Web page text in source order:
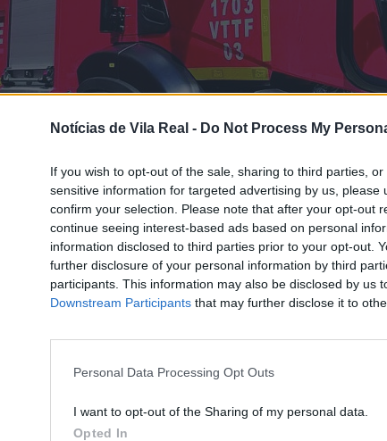
Notícias de Vila Real - Do Not Process My
If you wish to opt-out of the sale, sharing to third parties,
sensitive information for targeted advertising by us, please
confirm your selection. Please note that after your opt-out
continue seeing interest-based ads based on personal
information disclosed to third parties prior to your opt-out.
further disclosure of your personal information by third
participants. This information may also be disclosed by us
Downstream Participants that may further disclose it to
Personal Data Processing Opt Outs
I want to opt-out of the Sharing of my personal data.
Opted In